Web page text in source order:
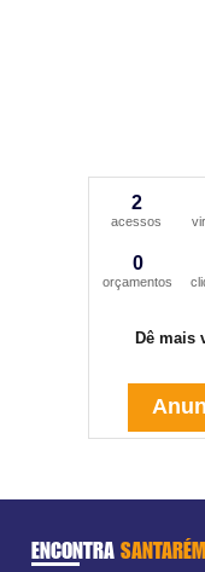
2
acessos
0
orçamentos
Dê mais
ENCONTRA SANTARÉM